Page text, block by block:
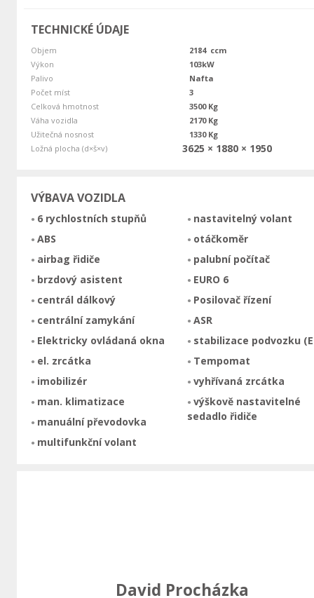
TECHNICKÉ ÚDAJE
Objem
2184 ccm
Výkon
103kW
Palivo
Nafta
Počet míst
3
Celková hmotnost
3500 Kg
Váha vozidla
2170 Kg
Užitečná nosnost
1330 Kg
Ložná plocha (d×š×v)
3625 × 1880 × 1950
VÝBAVA VOZIDLA
6 rychlostních stupňů
ABS
airbag řidiče
brzdový asistent
centrál dálkový
centrální zamykání
Elektricky ovládaná okna
el. zrcátka
imobilizér
man. klimatizace
manuální převodovka
multifunkční volant
nastavitelný volant
otáčkoměr
palubní počítač
EURO 6
Posilovač řízení
ASR
stabilizace podvozku
Tempomat
vyhřívaná zrcátka
výškově nastavitelné
sedadlo řidiče
David Procházka